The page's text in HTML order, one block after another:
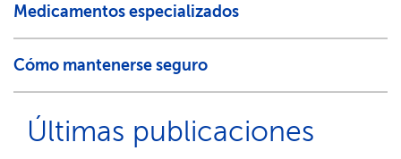
Medicamentos especializados​​
Cómo mantenerse seguro​​
Últimas publicaciones​​